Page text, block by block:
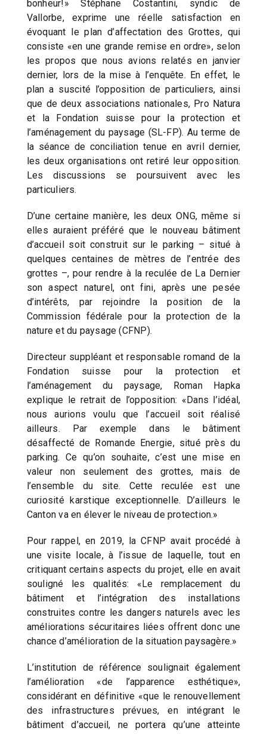
bonheur!» Stéphane Costantini, syndic de
Vallorbe, exprime une réelle satisfaction en
évoquant le plan d’affectation des Grottes, qui
consiste «en une grande remise en ordre», selon
les propos que nous avions relatés en janvier
dernier, lors de la mise à l’enquête. En effet, le
plan a suscité l’opposition de particuliers, ainsi
que de deux associations nationales, Pro Natura
et la Fondation suisse pour la protection et
l’aménagement du paysage (SL-FP). Au terme de
la séance de conciliation tenue en avril dernier,
les deux organisations ont retiré leur opposition.
Les discussions se poursuivent avec les
particuliers.
D’une certaine manière, les deux ONG, même si
elles auraient préféré que le nouveau bâtiment
d’accueil soit construit sur le parking – situé à
quelques centaines de mètres de l’entrée des
grottes –, pour rendre à la reculée de La Dernier
son aspect naturel, ont fini, après une pesée
d’intérêts, par rejoindre la position de la
Commission fédérale pour la protection de la
nature et du paysage (CFNP).
Directeur suppléant et responsable romand de la
Fondation suisse pour la protection et
l’aménagement du paysage, Roman Hapka
explique le retrait de l’opposition: «Dans l’idéal,
nous aurions voulu que l’accueil soit réalisé
ailleurs. Par exemple dans le bâtiment
désaffecté de Romande Energie, situé près du
parking. Ce qu’on souhaite, c’est une mise en
valeur non seulement des grottes, mais de
l’ensemble du site. Cette reculée est une
curiosité karstique exceptionnelle. D’ailleurs le
Canton va en élever le niveau de protection.»
Pour rappel, en 2019, la CFNP avait procédé à
une visite locale, à l’issue de laquelle, tout en
critiquant certains aspects du projet, elle en avait
souligné les qualités: «Le remplacement du
bâtiment et l’intégration des installations
construites contre les dangers naturels avec les
améliorations sécuritaires liées offrent donc une
chance d’amélioration de la situation paysagère.»
L’institution de référence soulignait également
l’amélioration «de l’apparence esthétique»,
considérant en définitive «que le renouvellement
des infrastructures prévues, en intégrant le
bâtiment d’accueil, ne portera qu’une atteinte